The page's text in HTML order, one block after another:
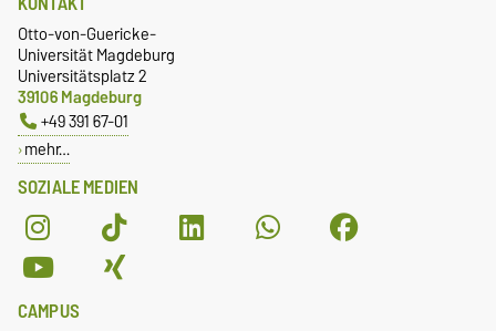
SOZIALE MEDIEN
Otto-von-Guericke-
Universität Magdeburg
Universitätsplatz 2
39106 Magdeburg
+49 391 67-01
mehr…
CAMPUS